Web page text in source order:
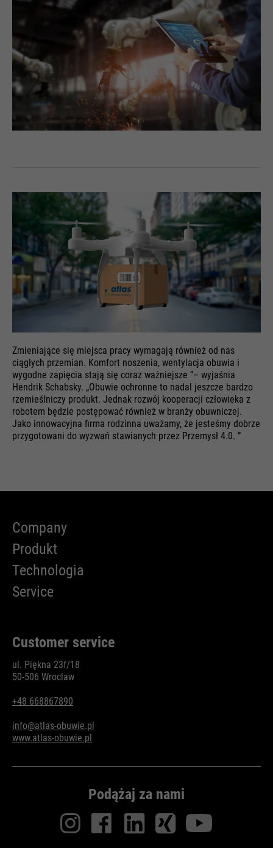
Zmieniające się miejsca pracy wymagają również od nas
ciągłych przemian. Komfort noszenia, wentylacja obuwia i
wygodne zapięcia stają się coraz ważniejsze ”– wyjaśnia
Hendrik Schabsky. „Obuwie ochronne to nadal jeszcze bardzo
rzemieślniczy produkt. Jednak rozwój kooperacji człowieka z
robotem będzie postępować również w branży obuwniczej.
Jako innowacyjna firma rodzinna uważamy, że jesteśmy dobrze
przygotowani do wyzwań stawianych przez Przemysł 4.0. ”
Company
Produkt
Technologia
Service
Customer service
ul. Piękna 23f/18
50-506 Wroclaw
+48 668867890
info@atlas-obuwie.pl
www.atlas-obuwie.pl
Podążaj za nami